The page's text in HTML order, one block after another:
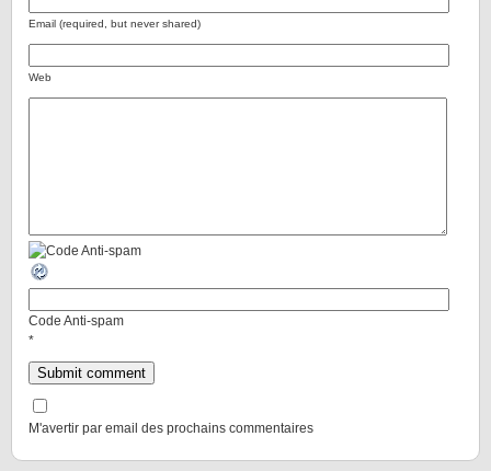
Email (required, but never shared)
Web
Code Anti-spam
*
M'avertir par email des prochains commentaires